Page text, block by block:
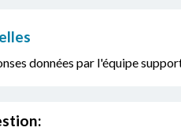
données par l'équipe